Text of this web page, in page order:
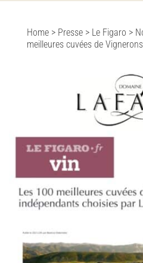
Home> Presse> Le Figaro >
meilleures cuvées de Vignerons